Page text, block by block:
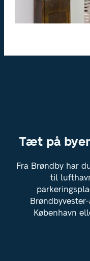
Tæt på
Fra Brøndby har
til
København